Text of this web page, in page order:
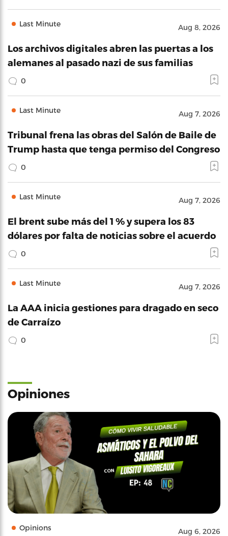
Last Minute Aug 8, 2026
Los archivos digitales abren las puertas a los
alemanes al pasado nazi de sus familias
0
Last Minute Aug 7, 2026
Tribunal frena las obras del Salón de Baile de
Trump hasta que tenga permiso del Congreso
0
Last Minute Aug 7, 2026
El brent sube más del 1 % y supera los 83
dólares por falta de noticias sobre el acuerdo
0
Last Minute Aug 7, 2026
La AAA inicia gestiones para dragado en seco
de Carraízo
0
Opiniones
Opinions Aug 6, 2026